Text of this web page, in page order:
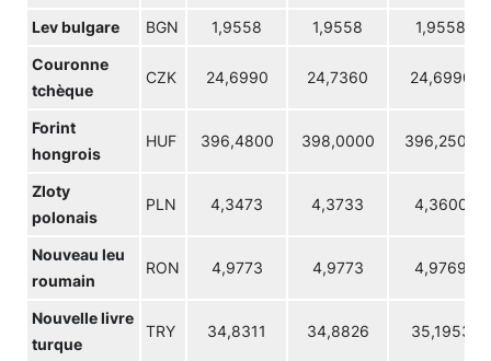
Lev bulgare BGN 1,9558 1,9558 1,9558
Couronne
tchèque
CZK 24,6990 24,7360 24,6990
Forint
hongrois
HUF 396,4800 398,0000 396,2500
Zloty
polonais
PLN 4,3473 4,3733 4,3600
Nouveau leu
roumain
RON 4,9773 4,9773 4,9769
Nouvelle livre
turque
TRY 34,8311 34,8826 35,1953